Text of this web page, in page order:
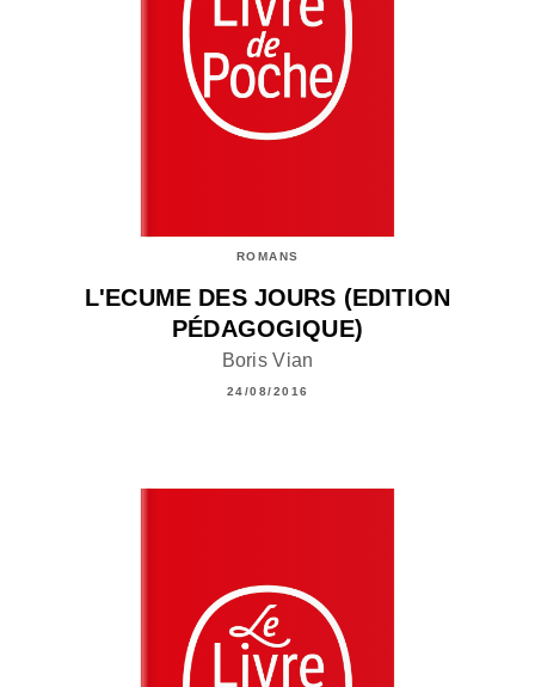
ROMANS
L'ECUME DES JOURS (EDITION
PÉDAGOGIQUE)
Boris Vian
24/08/2016